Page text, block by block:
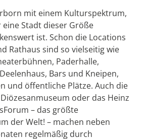
mit einem Kulturspektrum,
Stadt dieser Größe
ist. Schon die Locations
Rathaus sind so vielseitig wie
Paderhalle,
Bars und Kneipen,
und öffentliche Plätze. Auch die
oder das Heinz
– das größte
der Welt! – machen neben
regelmäßig durch